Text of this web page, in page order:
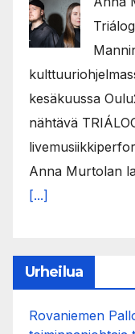
kesäkuussa
nähtävä
Anna Murtolan
[...]
Urheilua
Rovaniemen